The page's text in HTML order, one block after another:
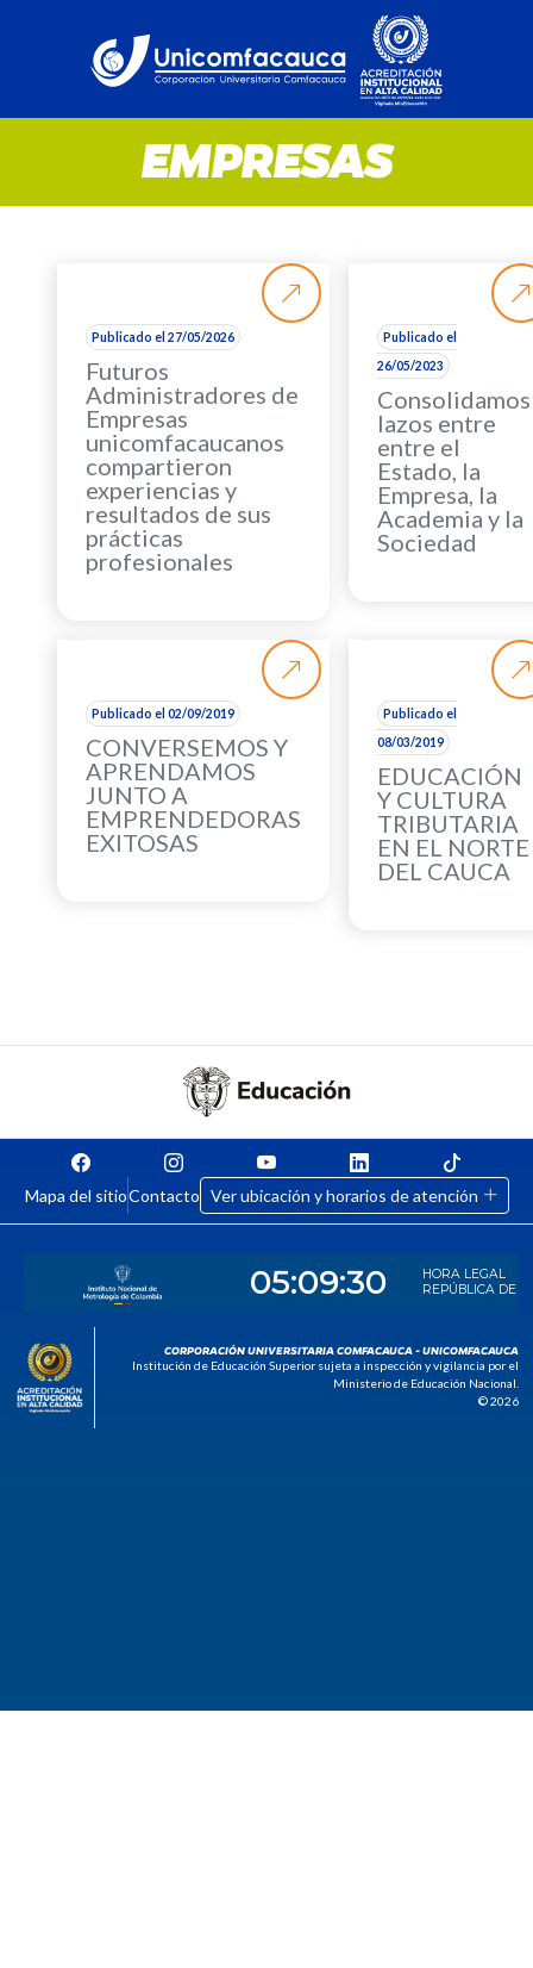
EMPRESAS
Publicado el 27/05/2026
Futuros
Administradores de
Empresas
unicomfacaucanos
compartieron
experiencias y
resultados de sus
prácticas
profesionales
Publicado el
26/05/2023
Consolidamos
lazos entre
entre el
Estado, la
Empresa, la
Academia y la
Sociedad
Publicado el 02/09/2019
CONVERSEMOS Y
APRENDAMOS
JUNTO A
EMPRENDEDORAS
EXITOSAS
Publicado el
08/03/2019
EDUCACIÓN
Y CULTURA
TRIBUTARIA
EN EL NORTE
DEL CAUCA
Mapa del sitioContacto Ver ubicación y horarios de atención
CORPORACIÓN UNIVERSITARIA COMFACAUCA - UNICOMFACAUCA
Institución de Educación Superior sujeta a inspección y vigilancia por el
Ministerio de Educación Nacional.
© 2026